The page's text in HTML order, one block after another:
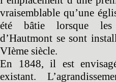
vraisemblable qu’une
été bâtie lorsque
d’Hautmont se sont
VIème siècle.
En 1848, il est
existant.